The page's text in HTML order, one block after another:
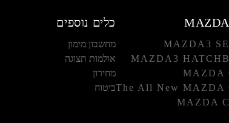
MAZDA3
MAZDA3
MAZDA
The All New MAZDA
MAZDA
כלים נוספים
מחשבון מימון
אולמות תצוגה
מחירון
ביטוח